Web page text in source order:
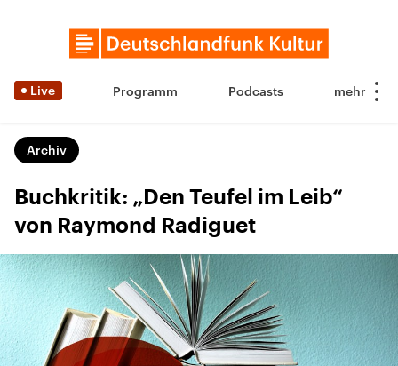
Live Programm Podcasts
Archiv
Buchkritik: „Den Teufel im Leib“
von Raymond Radiguet